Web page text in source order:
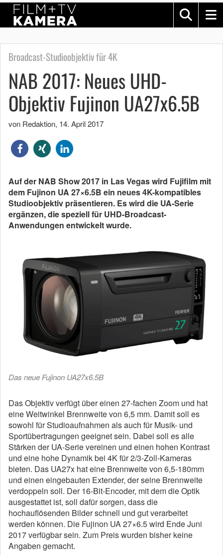
Broadcast-Studioobjektiv für 4K
NAB 2017: Neues UHD-
Objektiv Fujinon UA27x6.5B
von Redaktion, 14. April 2017
Auf der NAB Show 2017 in Las Vegas wird Fujifilm mit
dem Fujinon UA 27×6.5B ein neues 4K-kompatibles
Studioobjektiv präsentieren. Es wird die UA-Serie
ergänzen, die speziell für UHD-Broadcast-
Anwendungen entwickelt wurde.
Das neue Fujinon UA27x6.5B
Das Objektiv verfügt über einen 27-fachen Zoom und hat
eine Weitwinkel Brennweite von 6,5 mm. Damit soll es
sowohl für Studioaufnahmen als auch für Musik- und
Sportübertragungen geeignet sein. Dabei soll es alle
Stärken der UA-Serie vereinen und einen hohen Kontrast
und eine hohe Dynamik bei 4K für 2/3-Zoll-Kameras
bieten. Das UA27x hat eine Brennweite von 6,5-180mm
und einen eingebauten Extender, der seine Brennweite
verdoppeln soll. Der 16-Bit-Encoder, mit dem die Optik
ausgestattet ist, soll dafür sorgen, dass die
hochauflösenden Bilder schnell und gut verarbeitet
werden können. Die Fujinon UA 27×6.5 wird Ende Juni
2017 verfügbar sein. Zum Preis wurden bisher keine
Angaben gemacht.